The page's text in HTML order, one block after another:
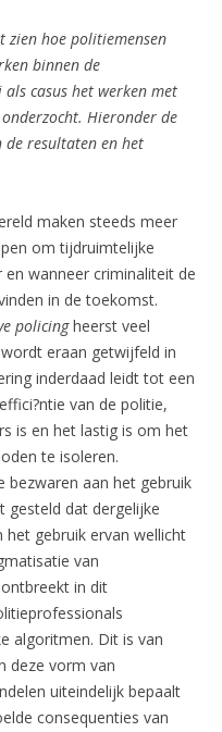
zien hoe politiemensen
binnen de
casus het werken met
Hieronder de
de resultaten en het
maken steeds meer
om tijdruimtelijke
wanneer criminaliteit de
in de toekomst.
policingheerst veel
eraan getwijfeld in
inderdaad leidt tot een
van de politie,
is en het lastig is om het
te isoleren.
bezwaren aan het gebruik
gesteld dat dergelijke
gebruik ervan wellicht
van
in dit
algoritmen. Dit is van
deze vorm van
uiteindelijk bepaalt
consequenties van